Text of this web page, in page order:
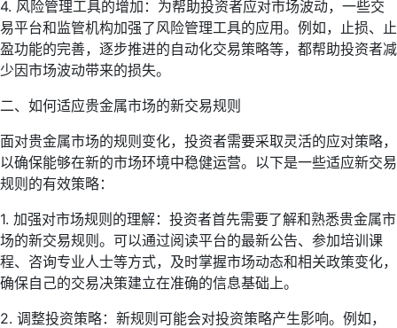
4. 风险管理工具的增加：为帮助投资者应对市场波动，一些交
易平台和监管机构加强了风险管理工具的应用。例如，止损、止
盈功能的完善，逐步推进的自动化交易策略等，都帮助投资者减
少因市场波动带来的损失。
二、如何适应贵金属市场的新交易规则
面对贵金属市场的规则变化，投资者需要采取灵活的应对策略，
以确保能够在新的市场环境中稳健运营。以下是一些适应新交易
规则的有效策略：
1. 加强对市场规则的理解：投资者首先需要了解和熟悉贵金属市
场的新交易规则。可以通过阅读平台的最新公告、参加培训课
程、咨询专业人士等方式，及时掌握市场动态和相关政策变化，
确保自己的交易决策建立在准确的信息基础上。
2. 调整投资策略：新规则可能会对投资策略产生影响。例如，